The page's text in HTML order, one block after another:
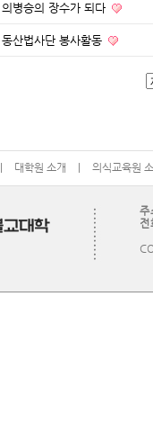
의병승의 장수가 되다
동산법사단 봉사활동
| 대학원 소개 | 의식교육원